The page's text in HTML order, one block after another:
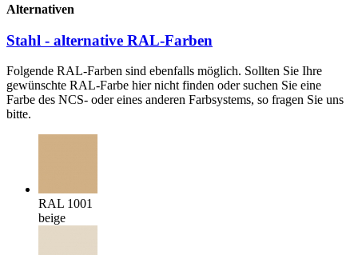
Alternativen
Stahl - alternative RAL-Farben
Folgende RAL-Farben sind ebenfalls möglich. Sollten Sie Ihre
gewünschte RAL-Farbe hier nicht finden oder suchen Sie eine
Farbe des NCS- oder eines anderen Farbsystems, so fragen Sie uns
bitte.
RAL 1001
beige